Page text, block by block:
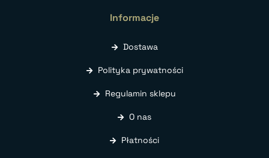
Informacje
Dostawa
Polityka prywatności
Regulamin sklepu
O nas
Płatności